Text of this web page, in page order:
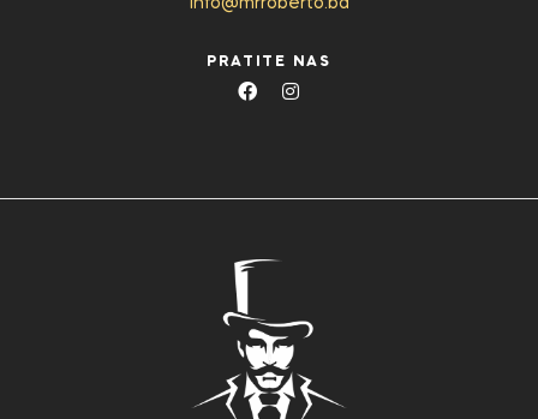
info@mrroberto.ba
PRATITE NAS